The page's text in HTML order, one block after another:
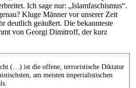
Ich sage nur: „Islamfaschismus“.
Kluge Männer vor unserer Zeit
deutlich geäußert. Die bekannteste
von Georgi Dimitroff, der kurz
(…) ist die offene, terroristische Diktatur
am meisten imperialistischen